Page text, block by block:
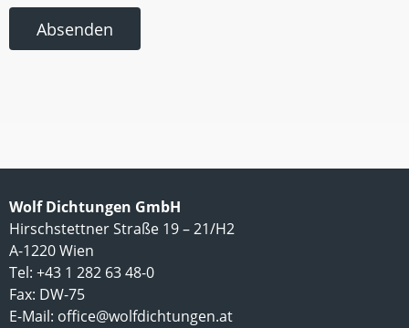
Absenden
Wolf Dichtungen GmbH
Hirschstettner Straße 19 – 21/H2
A-1220 Wien
Tel: +43 1 282 63 48-0
Fax: DW-75
E-Mail: office@wolfdichtungen.at